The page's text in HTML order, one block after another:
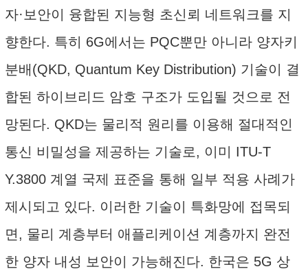
자·보안이 융합된 지능형 초신뢰 네트워크를 지
향한다. 특히 6G에서는 PQC뿐만 아니라 양자키
분배(QKD, Quantum Key Distribution) 기술이 결
합된 하이브리드 암호 구조가 도입될 것으로 전
망된다. QKD는 물리적 원리를 이용해 절대적인
통신 비밀성을 제공하는 기술로, 이미 ITU-T
Y.3800 계열 국제 표준을 통해 일부 적용 사례가
제시되고 있다. 이러한 기술이 특화망에 접목되
면, 물리 계층부터 애플리케이션 계층까지 완전
한 양자 내성 보안이 가능해진다. 한국은 5G 상